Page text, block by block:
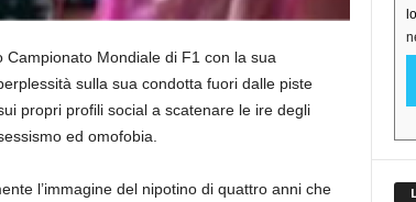
Campionato Mondiale di F1 con la sua
sulla sua condotta fuori dalle piste
propri profili social a scatenare le ire degli
ed omofobia.
l’immagine del nipotino di quattro anni che